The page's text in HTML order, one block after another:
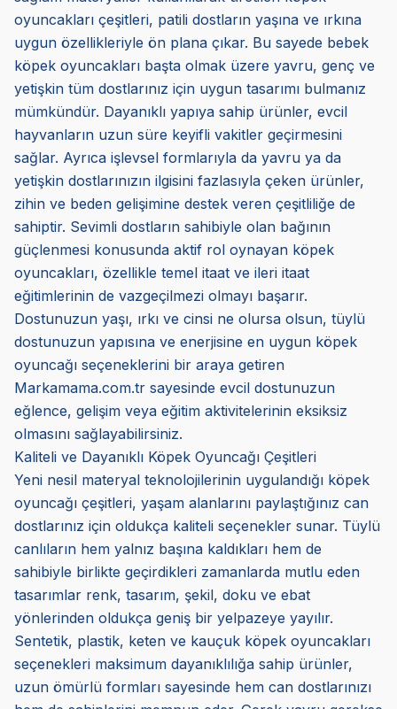
oyuncakları çeşitleri, patili dostların yaşına ve ırkına
uygun özellikleriyle ön plana çıkar. Bu sayede bebek
köpek oyuncakları başta olmak üzere yavru, genç ve
yetişkin tüm dostlarınız için uygun tasarımı bulmanız
mümkündür. Dayanıklı yapıya sahip ürünler, evcil
hayvanların uzun süre keyifli vakitler geçirmesini
sağlar. Ayrıca işlevsel formlarıyla da yavru ya da
yetişkin dostlarınızın ilgisini fazlasıyla çeken ürünler,
zihin ve beden gelişimine destek veren çeşitliliğe de
sahiptir. Sevimli dostların sahibiyle olan bağının
güçlenmesi konusunda aktif rol oynayan köpek
oyuncakları, özellikle temel itaat ve ileri itaat
eğitimlerinin de vazgeçilmezi olmayı başarır.
Dostunuzun yaşı, ırkı ve cinsi ne olursa olsun, tüylü
dostunuzun yapısına ve enerjisine en uygun köpek
oyuncağı seçeneklerini bir araya getiren
Markamama.com.tr sayesinde evcil dostunuzun
eğlence, gelişim veya eğitim aktivitelerinin eksiksiz
olmasını sağlayabilirsiniz.
Kaliteli ve Dayanıklı Köpek Oyuncağı Çeşitleri
Yeni nesil materyal teknolojilerinin uygulandığı köpek
oyuncağı çeşitleri, yaşam alanlarını paylaştığınız can
dostlarınız için oldukça kaliteli seçenekler sunar. Tüylü
canlıların hem yalnız başına kaldıkları hem de
sahibiyle birlikte geçirdikleri zamanlarda mutlu eden
tasarımlar renk, tasarım, şekil, doku ve ebat
yönlerinden oldukça geniş bir yelpazeye yayılır.
Sentetik, plastik, keten ve kauçuk köpek oyuncakları
seçenekleri maksimum dayanıklılığa sahip ürünler,
uzun ömürlü formları sayesinde hem can dostlarınızı